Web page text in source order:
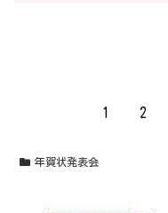
1 2
年賀状発表会